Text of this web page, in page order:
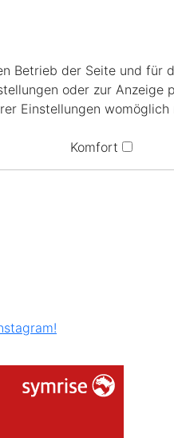
Betrieb der Seite und für
oder zur Anzeige
Einstellungen
Komfort